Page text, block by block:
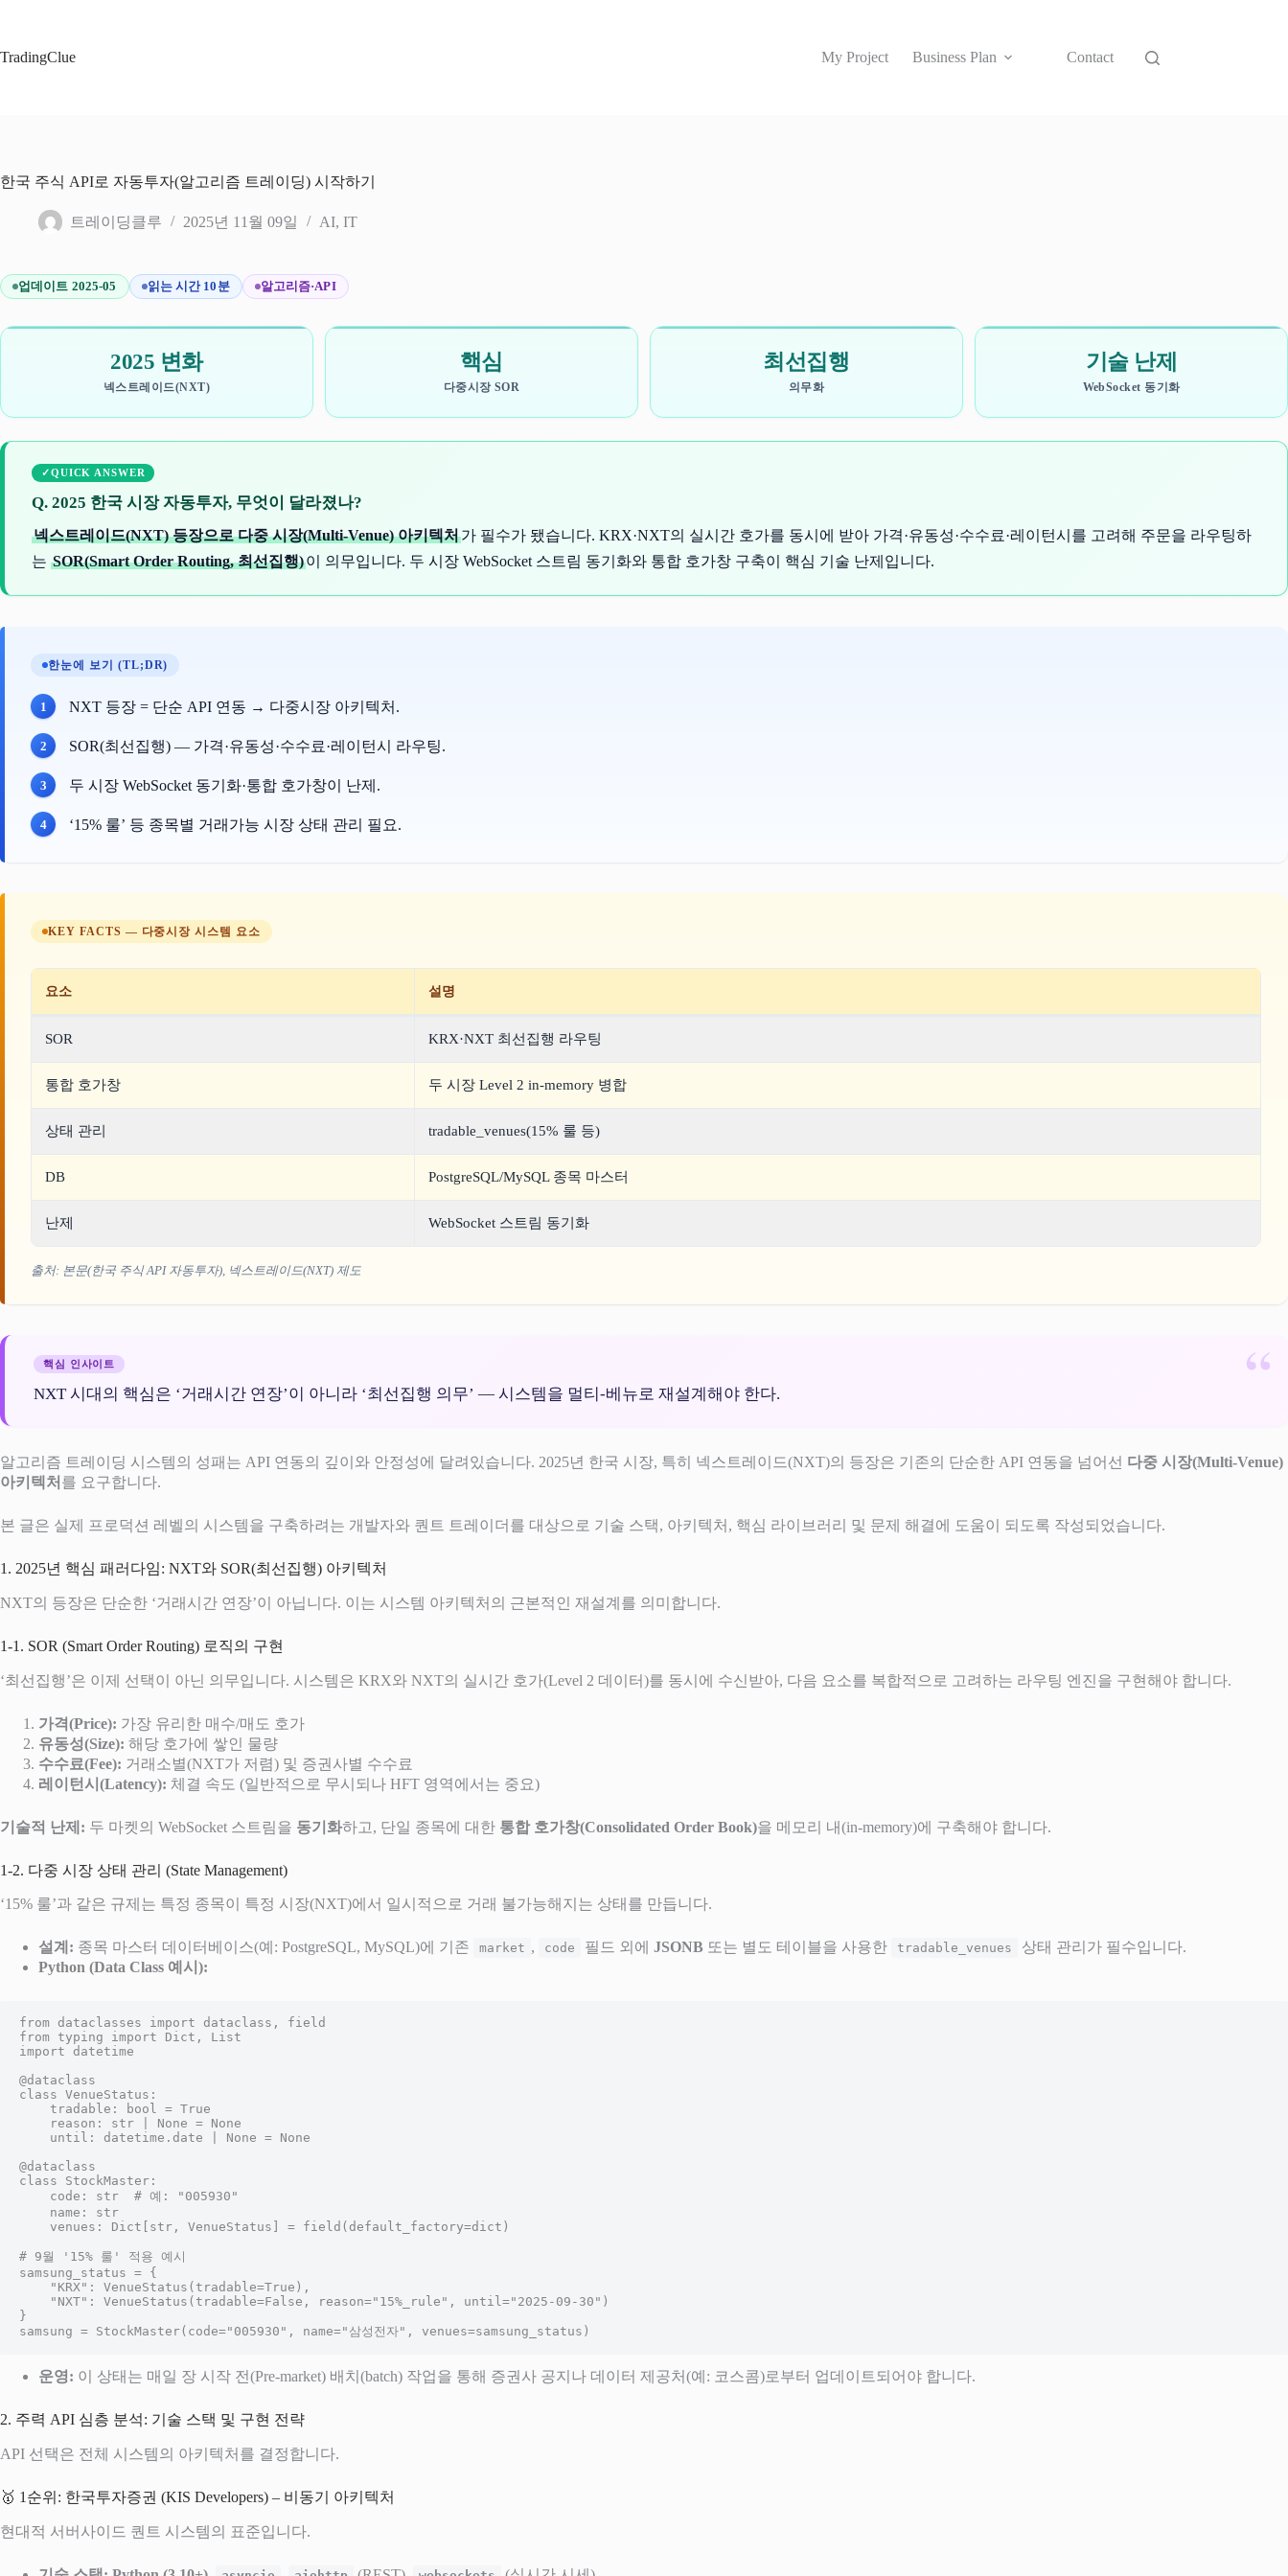
으
TradingClue My Project Business Plan Contact
한국 주식 API로 자동투자(알고리즘 트레이딩) 시작하기
트레이딩클루 2025년 11월 09일 AI, IT
업데이트 2025-05 읽는 시간 10분 알고리즘·API
2025 변화
넥스트레이드(NXT)
핵심
다중시장 SOR
최선집행
의무화
기술 난제
WebSocket 동기화
QUICK ANSWER
Q. 2025 한국 시장 자동투자, 무엇이 달라졌나?
넥스트레이드(NXT) 등장으로 다중 시장(Multi-Venue) 아키텍처가 필수가 됐습니다. KRX·NXT의 실시간 호가를 동시에 받아 가격·유동성·수수료·레이턴시를 고려해 주문을 라우팅하
는 SOR(Smart Order Routing, 최선집행)이 의무입니다. 두 시장 WebSocket 스트림 동기화와 통합 호가창 구축이 핵심 기술 난제입니다.
한눈에 보기 (TL;DR)
NXT 등장 = 단순 API 연동 → 다중시장 아키텍처.
SOR(최선집행) — 가격·유동성·수수료·레이턴시 라우팅.
두 시장 WebSocket 동기화·통합 호가창이 난제.
‘15% 룰’ 등 종목별 거래가능 시장 상태 관리 필요.
KEY FACTS — 다중시장 시스템 요소
요소 설명
SOR KRX·NXT 최선집행 라우팅
통합 호가창 두 시장 Level 2 in-memory 병합
상태 관리 tradable_venues(15% 룰 등)
DB PostgreSQL/MySQL 종목 마스터
난제 WebSocket 스트림 동기화
출처: 본문(한국 주식 API 자동투자), 넥스트레이드(NXT) 제도
핵심 인사이트
NXT 시대의 핵심은 ‘거래시간 연장’이 아니라 ‘최선집행 의무’ — 시스템을 멀티-베뉴로 재설계해야 한다.
알고리즘 트레이딩 시스템의 성패는 API 연동의 깊이와 안정성에 달려있습니다. 2025년 한국 시장, 특히 넥스트레이드(NXT)의 등장은 기존의 단순한 API 연동을 넘어선 다중 시장(Multi-Venue)
아키텍처 를 요구합니다.
본 글은 실제 프로덕션 레벨의 시스템을 구축하려는 개발자와 퀀트 트레이더를 대상으로 기술 스택, 아키텍처, 핵심 라이브러리 및 문제 해결에 도움이 되도록 작성되었습니다.
1. 2025년 핵심 패러다임: NXT와 SOR(최선집행) 아키텍처
NXT의 등장은 단순한 ‘거래시간 연장’이 아닙니다. 이는 시스템 아키텍처의 근본적인 재설계를 의미합니다.
1-1. SOR (Smart Order Routing) 로직의 구현
‘최선집행’은 이제 선택이 아닌 의무입니다. 시스템은 KRX와 NXT의 실시간 호가(Level 2 데이터)를 동시에 수신받아, 다음 요소를 복합적으로 고려하는 라우팅 엔진을 구현해야 합니다.
가격(Price): 가장 유리한 매수/매도 호가
유동성(Size): 해당 호가에 쌓인 물량
수수료(Fee): 거래소별(NXT가 저렴) 및 증권사별 수수료
레이턴시(Latency): 체결 속도 (일반적으로 무시되나 HFT 영역에서는 중요)
기술적 난제: 두 마켓의 WebSocket 스트림을 동기화하고, 단일 종목에 대한 통합 호가창(Consolidated Order Book)을 메모리 내(in-memory)에 구축해야 합니다.
1-2. 다중 시장 상태 관리 (State Management)
‘15% 룰’과 같은 규제는 특정 종목이 특정 시장(NXT)에서 일시적으로 거래 불가능해지는 상태를 만듭니다.
설계: 종목 마스터 데이터베이스(예: PostgreSQL, MySQL)에 기존 market , code 필드 외에 JSONB 또는 별도 테이블을 사용한 tradable_venues
상태 관리가 필수입니다.
Python (Data Class 예시):
from dataclasses import dataclass, field
from typing import Dict, List
import datetime
@dataclass
class VenueStatus:
@dataclass
class StockMaster:
# 9월 '15% 룰' 적용 예시
samsung_status = {
}
samsung = StockMaster(code="005930", name="삼성전자", venues=samsung_status)
운영: 이 상태는 매일 장 시작 전(Pre-market) 배치(batch) 작업을 통해 증권사 공지나 데이터 제공처(예: 코스콤)로부터 업데이트되어야 합니다.
2. 주력 API 심층 분석: 기술 스택 및 구현 전략
API 선택은 전체 시스템의 아키텍처를 결정합니다.
🥇 1순위: 한국투자증권 (KIS Developers) – 비동기 아키텍처
현대적 서버사이드 퀀트 시스템의 표준입니다.